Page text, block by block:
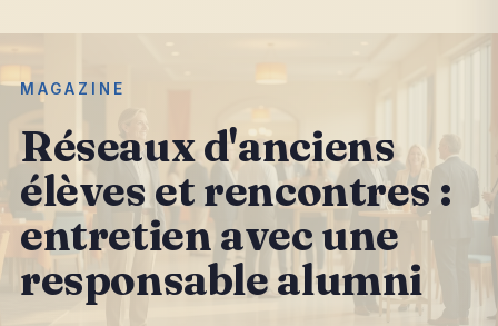
MAGAZINE
Réseaux d'anciens
élèves et rencontres :
entretien avec une
responsable alumni